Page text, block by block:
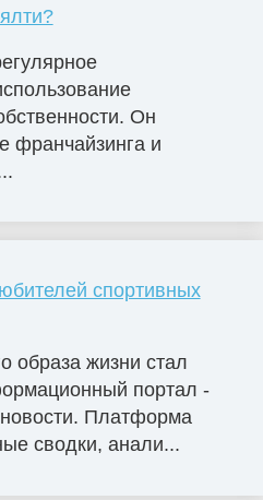
Он
франчайзинга и
спортивных
образа жизни стал
портал -
Платформа
сводки, анали...